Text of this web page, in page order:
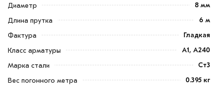
Диаметр
8 мм
Длина прутка
6 м
Фактура
Гладкая
Класс арматуры
А1, А240
Марка стали
Ст3
Вес погонного метра
0.395 кг